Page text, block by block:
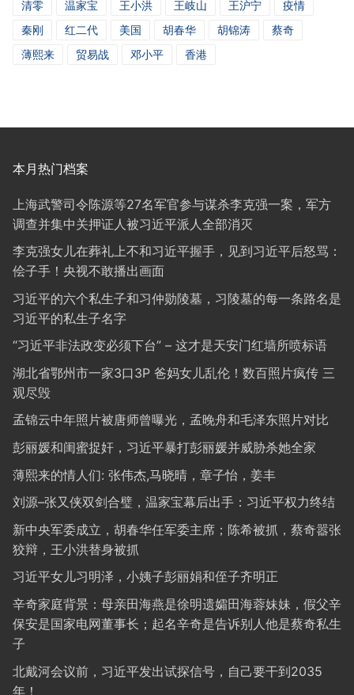
清零 温家宝 王小洪 王岐山 王沪宁
疫情
秦刚
红二代 美国 胡春华 胡锦涛
蔡奇
薄熙来
贸易战 邓小平 香港
本月热门档案
上海武警司令陈源等27名军官参与谋杀李克强一案，军方
调查并集中关押证人被习近平派人全部消灭
李克强女儿在葬礼上不和习近平握手，见到习近平后怒骂：
侩子手！央视不敢播出画面
习近平的六个私生子和习仲勋陵墓，习陵墓的每一条路名是
习近平的私生子名字
“习近平非法政变必须下台” – 这才是天安门红墙所喷标语
湖北省鄂州市一家3口3P 爸妈女儿乱伦！数百照片疯传 三
观尽毁
孟锦云中年照片被唐师曾曝光，孟晚舟和毛泽东照片对比
彭丽媛和闺蜜捉奸，习近平暴打彭丽媛并威胁杀她全家
薄熙来的情人们: 张伟杰,马晓晴，章子怡，姜丰
刘源–张又侠双剑合璧，温家宝幕后出手：习近平权力终结
新中央军委成立，胡春华任军委主席；陈希被抓，蔡奇嚣张
狡辩，王小洪替身被抓
习近平女儿习明泽，小姨子彭丽娟和侄子齐明正
辛奇家庭背景：母亲田海燕是徐明遗孀田海蓉妹妹，假父辛
保安是国家电网董事长；起名辛奇是告诉别人他是蔡奇私生
子
北戴河会议前，习近平发出试探信号，自己要干到2035
年！